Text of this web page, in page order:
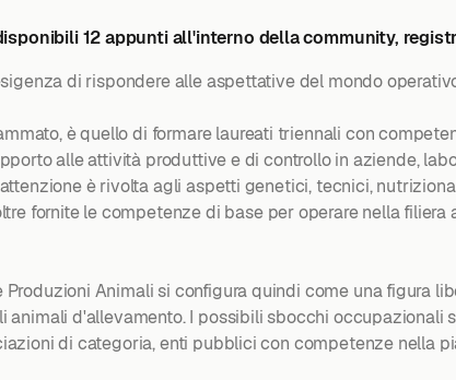
12 appunti all'interno della community,
di rispondere alle aspettative del mondo
è quello di formare laureati triennali con
alle attività produttive e di controllo in aziende,
è rivolta agli aspetti genetici, tecnici,
fornite le competenze di base per operare nella
Produzioni Animali si configura quindi come una figura
animali d'allevamento. I possibili sbocchi
di categoria, enti pubblici con competenze nella